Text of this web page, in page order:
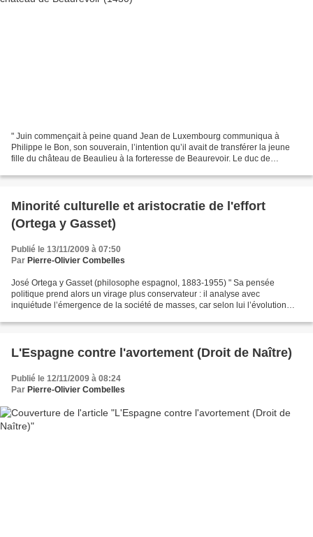
" Juin commençait à peine quand Jean de Luxembourg communiqua à
Philippe le Bon, son souverain, l’intention qu’il avait de transférer la jeune
fille du château de Beaulieu à la forteresse de Beaurevoir. Le duc de
Minorité culturelle et aristocratie de l'effort
(Ortega y Gasset)
Publié le 13/11/2009 à 07:50
Par Pierre-Olivier Combelles
José Ortega y Gasset (philosophe espagnol, 1883-1955) " Sa pensée
politique prend alors un virage plus conservateur : il analyse avec
inquiétude l’émergence de la société de masses, car selon lui l’évolution
L'Espagne contre l'avortement (Droit de Naître)
Publié le 12/11/2009 à 08:24
Par Pierre-Olivier Combelles